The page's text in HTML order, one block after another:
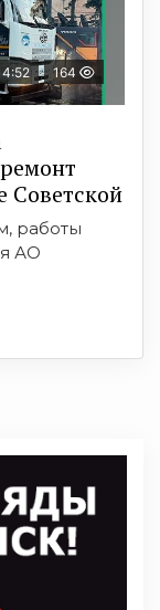
164
Советской
работы
АО